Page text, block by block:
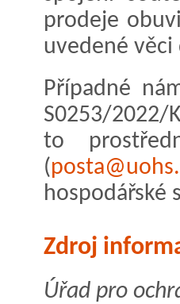
prodeje
uvedené
Případné
S0253/2022/
to
(
hospodářské
Zdroj
Úřad pro